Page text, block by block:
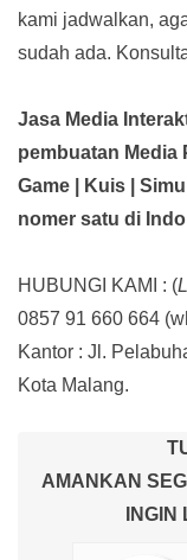
kami jadwalkan,
sudah ada.
Jasa Media
pembuatan Media
Game | Kuis |
nomer satu di
HUBUNGI KAMI : (
0857 91 660 664
Kantor : Jl.
Kota Malang.
AMANKAN